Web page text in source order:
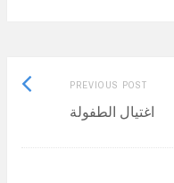
PREVIOUS POST
Previous
اغتيال الطفولة